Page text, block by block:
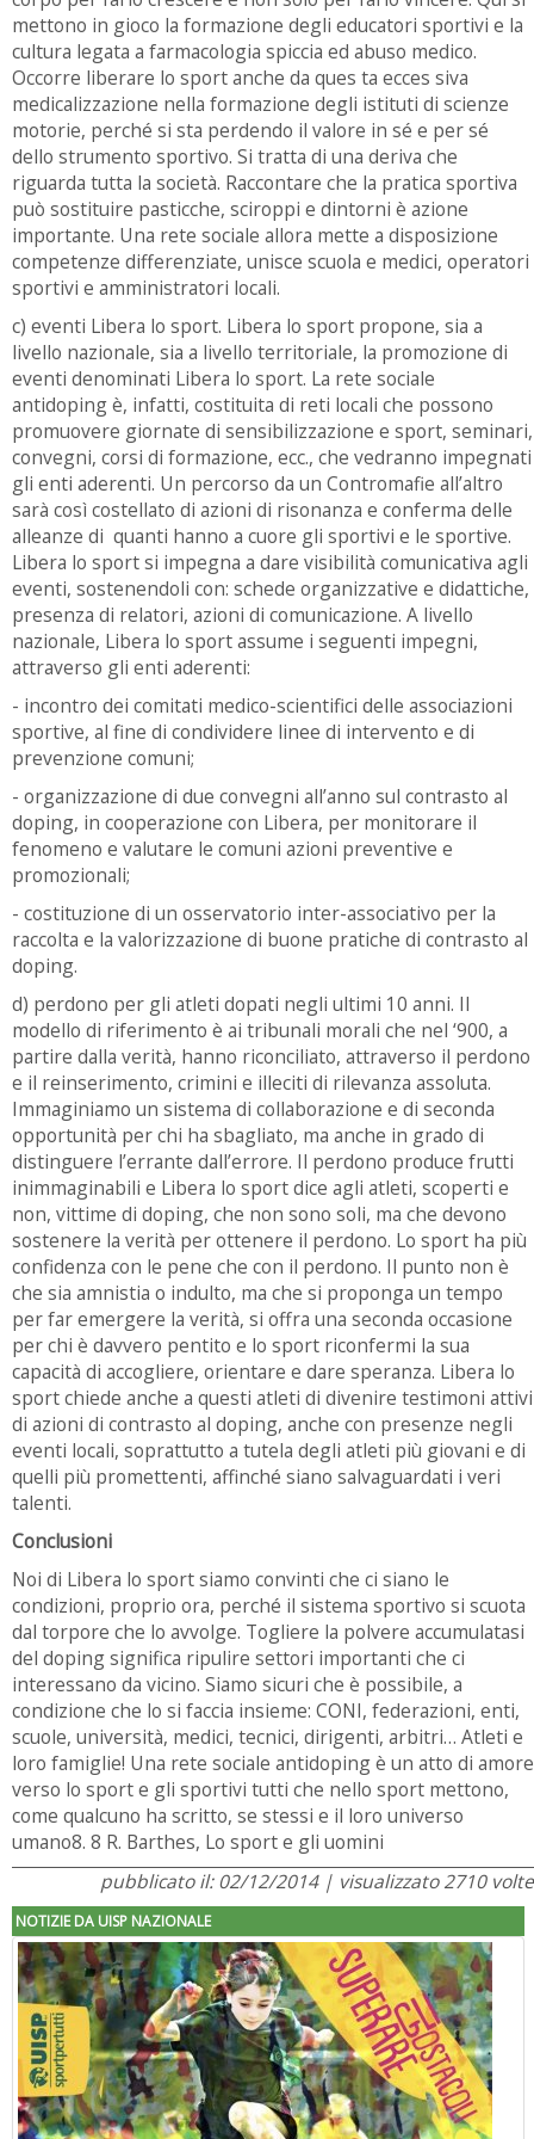
mettono in gioco la formazione degli educatori sportivi e la
cultura legata a farmacologia spiccia ed abuso medico.
Occorre liberare lo sport anche da ques ta ecces siva
medicalizzazione nella formazione degli istituti di scienze
motorie, perché si sta perdendo il valore in sé e per sé
dello strumento sportivo. Si tratta di una deriva che
riguarda tutta la società. Raccontare che la pratica sportiva
può sostituire pasticche, sciroppi e dintorni è azione
importante. Una rete sociale allora mette a disposizione
competenze differenziate, unisce scuola e medici, operatori
sportivi e amministratori locali.
c) eventi Libera lo sport. Libera lo sport propone, sia a
livello nazionale, sia a livello territoriale, la promozione di
eventi denominati Libera lo sport. La rete sociale
antidoping è, infatti, costituita di reti locali che possono
promuovere giornate di sensibilizzazione e sport, seminari,
convegni, corsi di formazione, ecc., che vedranno impegnati
gli enti aderenti. Un percorso da un Contromafie all’altro
sarà così costellato di azioni di risonanza e conferma delle
alleanze di quanti hanno a cuore gli sportivi e le sportive.
Libera lo sport si impegna a dare visibilità comunicativa agli
eventi, sostenendoli con: schede organizzative e didattiche,
presenza di relatori, azioni di comunicazione. A livello
nazionale, Libera lo sport assume i seguenti impegni,
attraverso gli enti aderenti:
- incontro dei comitati medico-scientifici delle associazioni
sportive, al fine di condividere linee di intervento e di
prevenzione comuni;
- organizzazione di due convegni all’anno sul contrasto al
doping, in cooperazione con Libera, per monitorare il
fenomeno e valutare le comuni azioni preventive e
promozionali;
- costituzione di un osservatorio inter-associativo per la
raccolta e la valorizzazione di buone pratiche di contrasto al
doping.
d) perdono per gli atleti dopati negli ultimi 10 anni. Il
modello di riferimento è ai tribunali morali che nel ‘900, a
partire dalla verità, hanno riconciliato, attraverso il perdono
e il reinserimento, crimini e illeciti di rilevanza assoluta.
Immaginiamo un sistema di collaborazione e di seconda
opportunità per chi ha sbagliato, ma anche in grado di
distinguere l’errante dall’errore. Il perdono produce frutti
inimmaginabili e Libera lo sport dice agli atleti, scoperti e
non, vittime di doping, che non sono soli, ma che devono
sostenere la verità per ottenere il perdono. Lo sport ha più
confidenza con le pene che con il perdono. Il punto non è
che sia amnistia o indulto, ma che si proponga un tempo
per far emergere la verità, si offra una seconda occasione
per chi è davvero pentito e lo sport riconfermi la sua
capacità di accogliere, orientare e dare speranza. Libera lo
sport chiede anche a questi atleti di divenire testimoni attivi
di azioni di contrasto al doping, anche con presenze negli
eventi locali, soprattutto a tutela degli atleti più giovani e di
quelli più promettenti, affinché siano salvaguardati i veri
talenti.
Conclusioni
Noi di Libera lo sport siamo convinti che ci siano le
condizioni, proprio ora, perché il sistema sportivo si scuota
dal torpore che lo avvolge. Togliere la polvere accumulatasi
del doping significa ripulire settori importanti che ci
interessano da vicino. Siamo sicuri che è possibile, a
condizione che lo si faccia insieme: CONI, federazioni, enti,
scuole, università, medici, tecnici, dirigenti, arbitri… Atleti e
loro famiglie! Una rete sociale antidoping è un atto di amore
verso lo sport e gli sportivi tutti che nello sport mettono,
come qualcuno ha scritto, se stessi e il loro universo
umano8. 8 R. Barthes, Lo sport e gli uomini
pubblicato il: 02/12/2014 | visualizzato 2710 volte
NOTIZIE DA UISP NAZIONALE